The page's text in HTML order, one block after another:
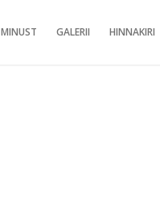
MINUST GALERII HINNAKIRI